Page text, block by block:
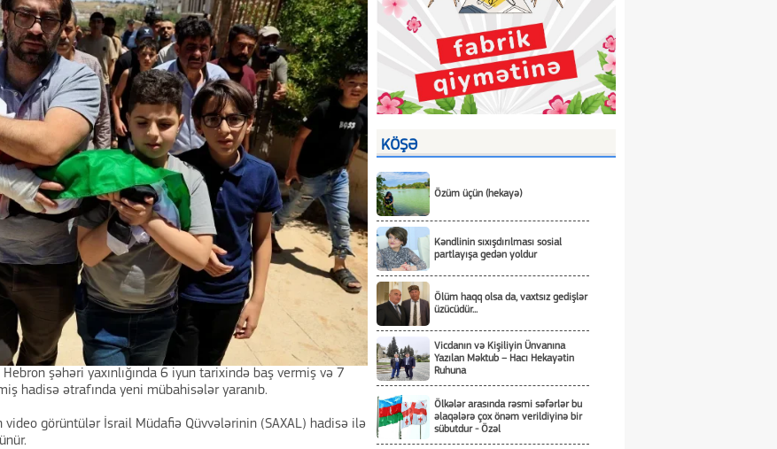
Hebron şəhəri yaxınlığında 6 iyun tarixində baş vermiş və 7
hadisə ətrafında yeni mübahisələr yaranıb.
video görüntülər İsrail Müdafiə Qüvvələrinin (SAXAL) hadisə ilə
KÖŞƏ
Özüm üçün (hekayə)
Kəndlinin sıxışdırılması sosial
partlayışa gedən yoldur
Ölüm haqq olsa da, vaxtsız gedişlər
üzücüdür...
Vicdanın və Kişiliyin Ünvanına
Yazılan Məktub – Hacı Hekayətin
Ruhuna
Ölkələr arasında rəsmi səfərlər bu
əlaqələrə çox önəm verildiyinə bir
sübutdur - Özəl